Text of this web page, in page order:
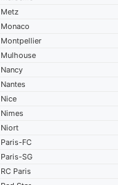
Metz
Monaco
Montpellier
Mulhouse
Nancy
Nantes
Nice
Nimes
Niort
Paris-FC
Paris-SG
RC Paris